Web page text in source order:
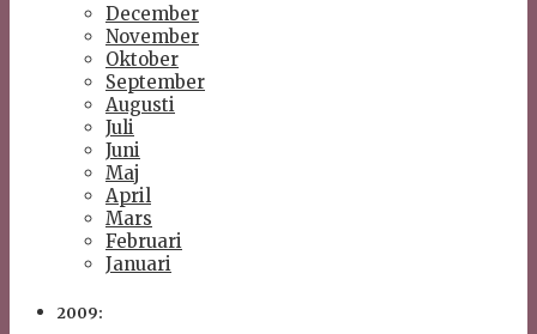
December
November
Oktober
September
Augusti
Juli
Juni
Maj
April
Mars
Februari
Januari
2009: